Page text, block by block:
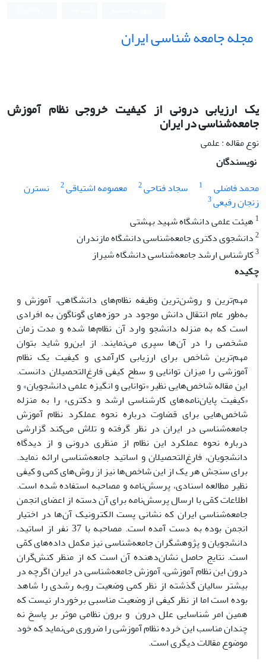
مجله جامعه شناسی ایران
یک ارزیابی‌ درونی از کیفیت خروجی نظام آموزش
جامعه‌شناسی در ایران
نوع مقاله : علمی
نویسندگان
محمد فاضلی
1 سجاد فتاحی2 معصومه اشتیاقی2
نسترن
زنجان رفیعی3
1 هیئت علمی دانشگاه شهید بهشتی
2دانشجوی دکتری جامعه‌شناسی دانشگاه مازندران
3کارشناس ارشد جامعه‌شناسی دانشگاه شیراز
چکیده
مهم‌ترین و روشن‌ترین وظیفه نظام‌های دانشگاهی، آموزش و
به‌طور عام انتقال دانش موجود در حوزه‌های گوناگون به افرادی
است که به ‌منزله دانشجو وارد آن نظام‌ها شده و مدت زمان
مشخصی را در آن‌ها سپری می‌نمایند. از این‌رو شاید بتوان
مهم‌ترین شاخص برای ارزیابی کارآمدی و کیفیت یک نظام
آموزشی را میزان توانایی و سطح کیفی فارغ‌التحصیلان دانست.
این مقاله شاخص‌هایی نظیر «توانایی و انگیزه علمی دانشجویان» و
«کیفیت پایان‌نامه‌های کارشناسی ارشد و دکتری» را به منزله
شاخص‌هایی برای قضاوت درباره نحوه عملکرد نظام آموزش
جامعه‌شناسی در ایران در نظر گرفته و تلاش می‌کند گزارشی
درباره نحوه عملکرد این نظام از منظری درونی و از دیدگاه
دانشجویان، فارغ‌التحصیلان و اساتید جامعه‌شناسی ارائه نماید.
برای سنجش هر یک از این شاخص‌ها نیز از روش‌های کمی و کیفی
نظیر مطالعه اسنادی، پرسش‌نامه و مصاحبه استفاده شده است.
اطلاعات کمّی با ارسال پرسش‌نامه برای آن دسته از اعضای انجمن
جامعه‌شناسی ایران که نشانی پست الکترونیک آن‌ها در اختیار
انجمن بوده به دست آمده است. مصاحبه با 37 نفر از اساتید،
دانشجویان و پژوهشگران جامعه‌شناسی نیز مکمل داده‌های کمّی
است. نتایج حاصل نشان‌دهنده آن است که از منظر کنش‌گران
درون این نظام آموزشی، آموزش جامعه‌شناسی در ایران اگرچه در
بیشتر سالیان گذشته از نظر کمی وضعیت روبه رشدی را شاهد
بوده است اما از نظر کیفی از وضعیت مناسبی برخوردار نیست که
همین امر شناسایی علل درون و برون نظامی موثر بر پاسخ نه
چندان مناسب این خرده نظام آموزشی را ضروری می‌نماید که خود
موضوع مقالات دیگری است.